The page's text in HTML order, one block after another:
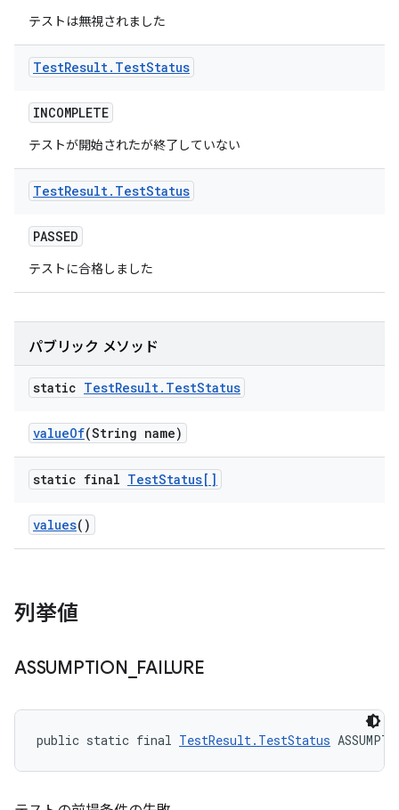
テストは無視されました
TestResult. TestStatus
INCOMPLETE
テストが開始されたが終了していない
TestResult. TestStatus
PASSED
テストに合格しました
パブリック メソッド
static TestResult. TestStatus
valueOf(String name)
static final TestStatus[]
values()
列挙値
ASSUMPTION FAILURE
public static final TestResult.TestStatus